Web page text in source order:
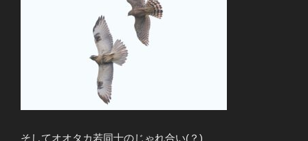
そしてオオタカ若同士のじゃれ合い(？)